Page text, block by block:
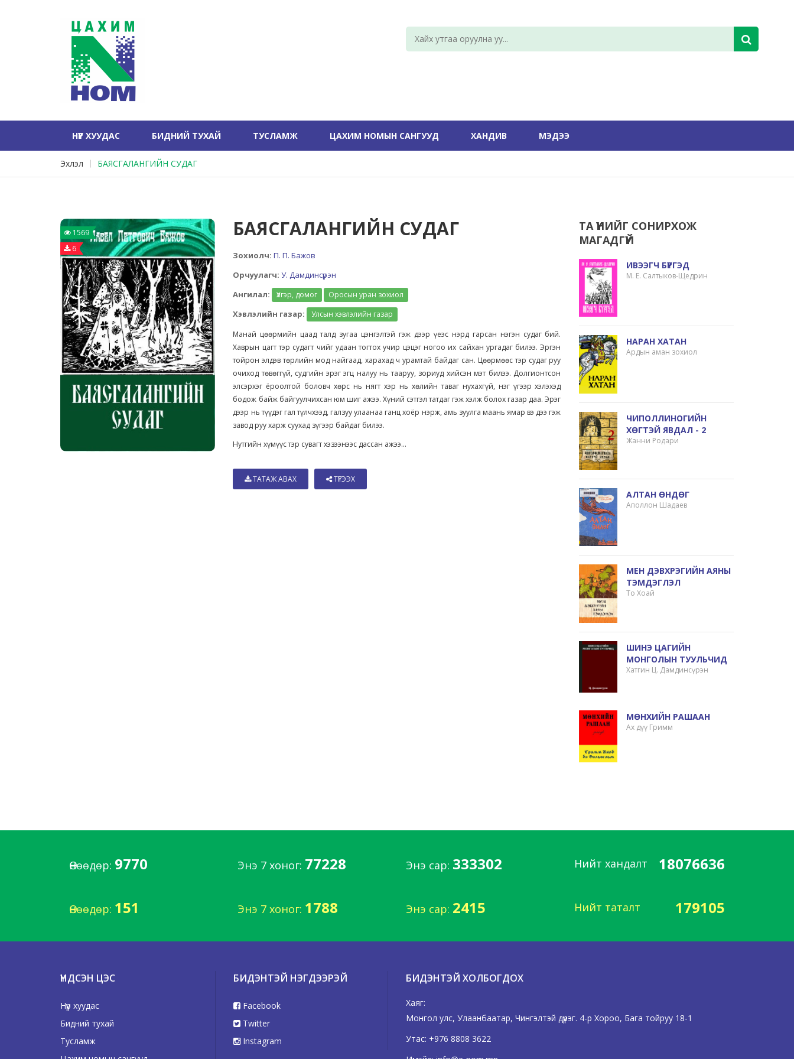
НҮҮР ХУУДАС БИДНИЙ ТУХАЙ ТУСЛАМЖ ЦАХИМ НОМЫН САНГУУД ХАНДИВ МЭДЭЭ
Эхлэл БАЯСГАЛАНГИЙН СУДАГ
1569
6
БАЯСГАЛАНГИЙН СУДАГ
Зохиолч: П. П. Бажов
Орчуулагч: У. Дамдинсүрэн
Ангилал:
Үлгэр, домог Оросын уран зохиол
Хэвлэлийн газар:
Улсын хэвлэлийн газар
Манай цөөрмийн цаад талд зугаа цэнгэлтэй гэж дээр үеэс нэрд гарсан нэгэн судаг бий.
Хаврын цагт тэр судагт чийг удаан тогтох учир цэцэг ногоо их сайхан ургадаг билээ. Эргэн
тойрон элдэв төрлийн мод найгаад, харахад ч урамтай байдаг сан. Цөөрмөөс тэр судаг руу
очиход төвөггүй, судгийн эрэг эгц налуу нь тааруу, зориуд хийсэн мэт билээ. Долгионтсон
элсэрхэг ёроолтой боловч хөрс нь нягт хэр нь хөлийн таваг нухахгүй, нэг үгээр хэлэхэд
бодож байж байгуулчихсан юм шиг ажээ. Хүний сэтгэл татдаг гэж хэлж болох газар даа. Эрэг
дээр нь түүдэг гал түлчхээд, галзуу улаанаа ганц хоёр нэрж, амь зуулга маань ямар вэ дээ гэж
завод руу харж суухад зүгээр байдаг билээ.
Нутгийн хүмүүс тэр сувагт хэзээнээс дассан ажээ...
ТАТАЖ АВАХ ТҮГЭЭХ
ТА ҮҮНИЙГ СОНИРХОЖ
МАГАДГҮЙ
ИВЭЭГЧ БҮРГЭД
М. Е. Салтыков-Щедрин
НАРАН ХАТАН
Ардын аман зохиол
ЧИПОЛЛИНОГИЙН
ХӨГТЭЙ ЯВДАЛ - 2
Жанни Родари
АЛТАН ӨНДӨГ
Аполлон Шадаев
МЕН ДЭВХРЭГИЙН АЯНЫ
ТЭМДЭГЛЭЛ
То Хоай
ШИНЭ ЦАГИЙН
МОНГОЛЫН ТУУЛЬЧИД
Хатгин Ц. Дамдинсүрэн
МӨНХИЙН РАШААН
Ах дүү Гримм
Өнөөдөр: 9770 Энэ 7 хоног: 77228 Энэ сар: 333302 Нийт хандалт 18076636
Өнөөдөр: 151 Энэ 7 хоног: 1788 Энэ сар: 2415 Нийт таталт 179105
ҮНДСЭН ЦЭС
Нүүр хуудас
Бидний тухай
Тусламж
БИДЭНТЭЙ НЭГДЭЭРЭЙ
Facebook
Twitter
Instagram
БИДЭНТЭЙ ХОЛБОГДОХ
Хаяг:
Монгол улс, Улаанбаатар, Чингэлтэй дүүрэг. 4-р Хороо, Бага тойруу 18-1
Утас: +976 8808 3622